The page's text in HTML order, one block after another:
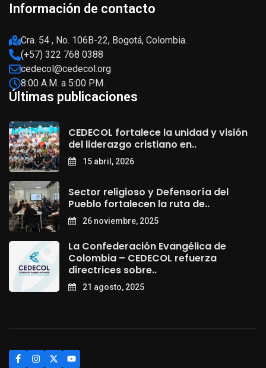
Información de contacto
Cra. 54 , No. 106B-22, Bogotá, Colombia.
(+57) 322 768 0388
cedecol@cedecol.org
8:00 A.M. a 5:00 P.M.
Últimas publicaciones
CEDECOL fortalece la unidad y visión
del liderazgo cristiano en..
15 abril, 2026
Sector religioso y Defensoría del
Pueblo fortalecen la ruta de..
26 noviembre, 2025
La Confederación Evangélica de
Colombia – CEDECOL refuerza
directrices sobre..
21 agosto, 2025